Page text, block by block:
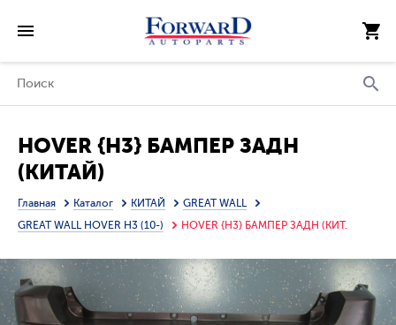
HOVER {H3} БАМПЕР ЗАДН
(КИТАЙ)
Главная Каталог КИТАЙ
GREAT WALL
GREAT WALL HOVER H3 (10-)
HOVER {H3} БАМПЕР ЗАДН (КИТ.